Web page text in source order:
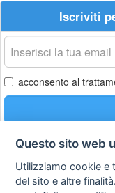
Iscriviti
La
tua
email
acconsento al
Privacy
policy
Questo sito web
Utilizziamo cookie e
del sito e altre